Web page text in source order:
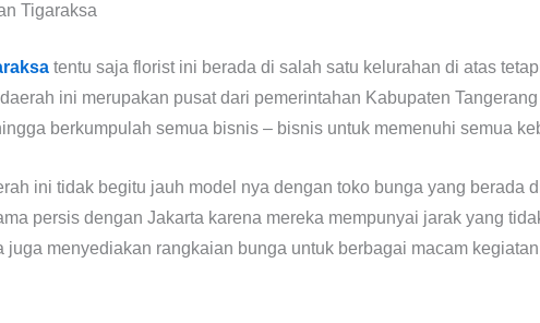
Tigaraksa
tentu saja florist ini berada di salah satu kelurahan di atas
ini merupakan pusat dari pemerintahan Kabupaten
berkumpulah semua bisnis – bisnis untuk memenuhi semua
ini tidak begitu jauh model nya dengan toko bunga yang berada
persis dengan Jakarta karena mereka mempunyai jarak yang
juga menyediakan rangkaian bunga untuk berbagai macam